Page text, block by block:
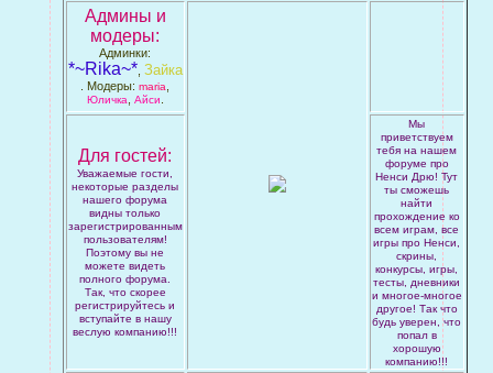
Админы и
модеры:
Админки:
*~Rika~* Зайка
. Модеры:maria
Юличка Айси
Для гостей:
Уважаемые гости,
некоторые разделы
нашего форума
видны только
зарегистрированным
пользователям!
Поэтому вы не
можете видеть
полного форума.
Так, что скорее
регистрируйтесь и
вступайте в нашу
веслую компанию!!!
Мы
приветствуем
тебя на нашем
форуме про
Ненси Дрю! Тут
ты сможешь
найти
прохождение ко
всем играм, все
игры про Ненси,
скрины,
конкурсы, игры,
тесты, дневники
и многое-многое
другое! Так что
будь уверен, что
попал в
хорошую
компанию!!!